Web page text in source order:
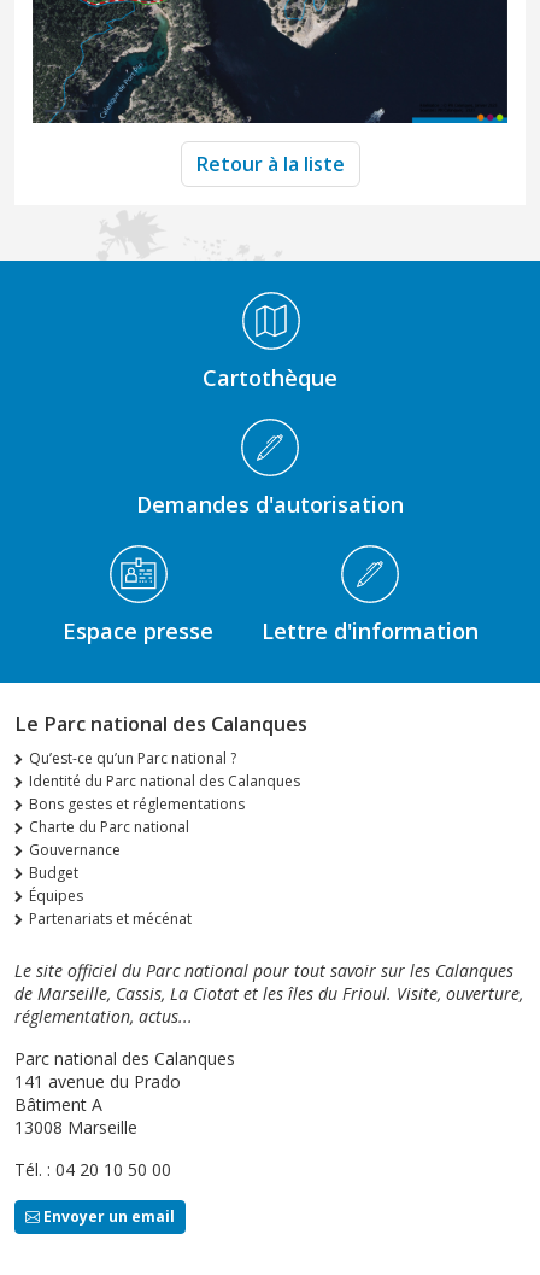
Retour à la liste
Cartothèque
Demandes d'autorisation
Espace presse Lettre d'information
Le Parc national des Calanques
Qu’est-ce qu’un Parc national ?
Identité du Parc national des Calanques
Bons gestes et réglementations
Charte du Parc national
Gouvernance
Budget
Équipes
Partenariats et mécénat
Le site officiel du Parc national pour tout savoir sur les Calanques
de Marseille, Cassis, La Ciotat et les îles du Frioul. Visite, ouverture,
réglementation, actus...
Parc national des Calanques
141 avenue du Prado
Bâtiment A
13008 Marseille
Tél. : 04 20 10 50 00
Envoyer un email